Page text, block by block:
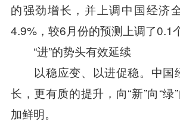
的强劲增长，并上调中国经济
4.9%，较6月份的预测上调了0.1
“进”的势头有效延续
以稳应变、以进促稳。中国
长，更有质的提升，向“新”向“绿
加鲜明。